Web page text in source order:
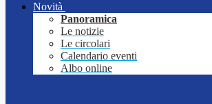
Novità
Panoramica
Le notizie
Le circolari
Calendario eventi
Albo online